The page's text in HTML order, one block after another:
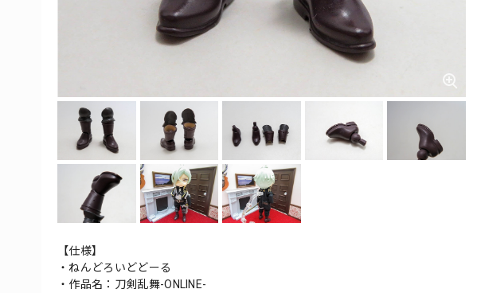
【仕様】
・ねんどろいどどーる
・作品名：刀剣乱舞-ONLINE-